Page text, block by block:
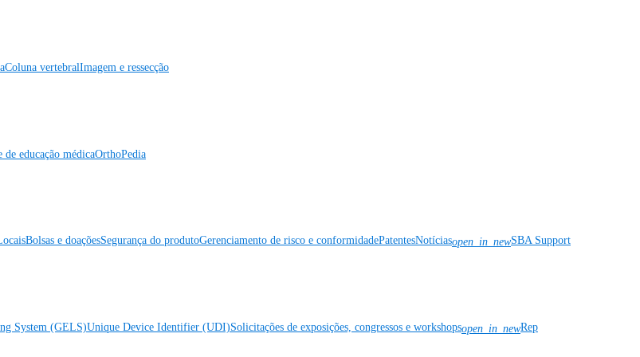
Coluna vertebralImagem e ressecção
de educação médicaOrthoPedia
Bolsas e doaçõesSegurança do produtoGerenciamento de risco e conformidadePatentesNotíciasopen_in_newSBA Support
System (GELS)Unique Device Identifier (UDI)Solicitações de exposições, congressos e workshopsopen_in_newRep